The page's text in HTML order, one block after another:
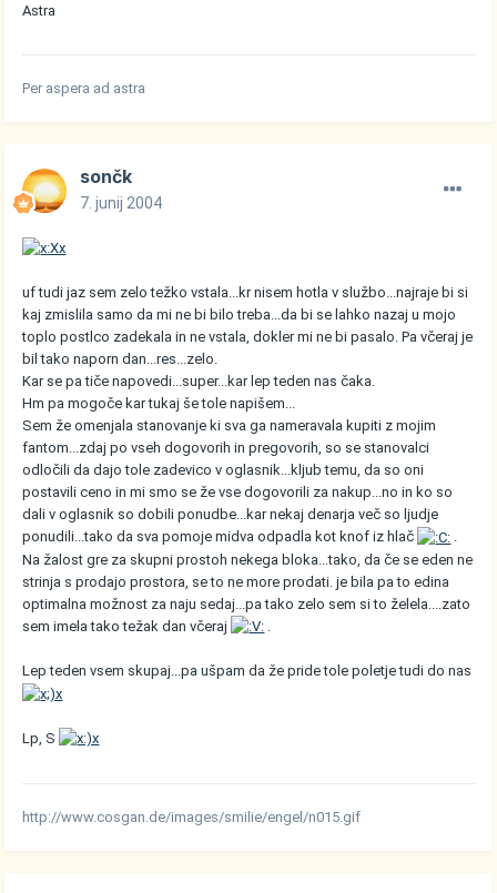
Astra
Per aspera ad astra
sončk
7. junij 2004
uf tudi jaz sem zelo težko vstala...kr nisem hotla v službo...najraje bi si
kaj zmislila samo da mi ne bi bilo treba...da bi se lahko nazaj u mojo
toplo postlco zadekala in ne vstala, dokler mi ne bi pasalo. Pa včeraj je
bil tako naporn dan...res...zelo.
Kar se pa tiče napovedi...super...kar lep teden nas čaka.
Hm pa mogoče kar tukaj še tole napišem...
Sem že omenjala stanovanje ki sva ga nameravala kupiti z mojim
fantom...zdaj po vseh dogovorih in pregovorih, so se stanovalci
odločili da dajo tole zadevico v oglasnik...kljub temu, da so oni
postavili ceno in mi smo se že vse dogovorili za nakup...no in ko so
dali v oglasnik so dobili ponudbe...kar nekaj denarja več so ljudje
ponudili...tako da sva pomoje midva odpadla kot knof iz hlač
Na žalost gre za skupni prostoh nekega bloka...tako, da če se eden ne
strinja s prodajo prostora, se to ne more prodati. je bila pa to edina
optimalna možnost za naju sedaj...pa tako zelo sem si to želela....zato
sem imela tako težak dan včeraj
Lep teden vsem skupaj...pa ušpam da že pride tole poletje tudi do nas
Lp, S
http://www.cosgan.de/images/smilie/engel/n015.gif